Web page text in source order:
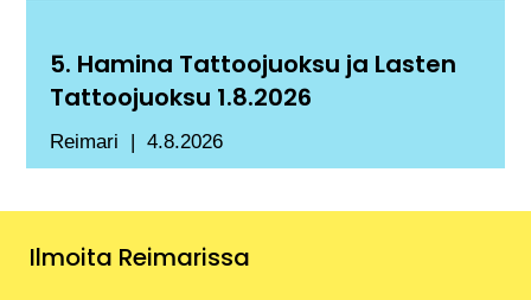
5. Hamina Tattoojuoksu ja Lasten
Tattoojuoksu 1.8.2026
Reimari 4.8.2026
Ilmoita Reimarissa